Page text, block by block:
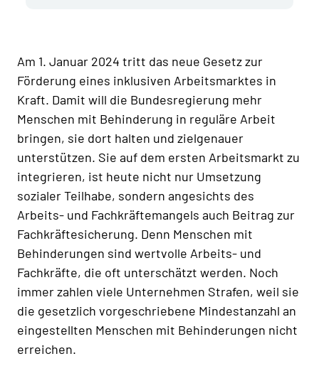
Am 1. Januar 2024 tritt das neue Gesetz zur
Förderung eines inklusiven Arbeitsmarktes in
Kraft. Damit will die Bundesregierung mehr
Menschen mit Behinderung in reguläre Arbeit
bringen, sie dort halten und zielgenauer
unterstützen. Sie auf dem ersten Arbeitsmarkt zu
integrieren, ist heute nicht nur Umsetzung
sozialer Teilhabe, sondern angesichts des
Arbeits- und Fachkräftemangels auch Beitrag zur
Fachkräftesicherung. Denn Menschen mit
Behinderungen sind wertvolle Arbeits- und
Fachkräfte, die oft unterschätzt werden. Noch
immer zahlen viele Unternehmen Strafen, weil sie
die gesetzlich vorgeschriebene Mindestanzahl an
eingestellten Menschen mit Behinderungen nicht
erreichen.